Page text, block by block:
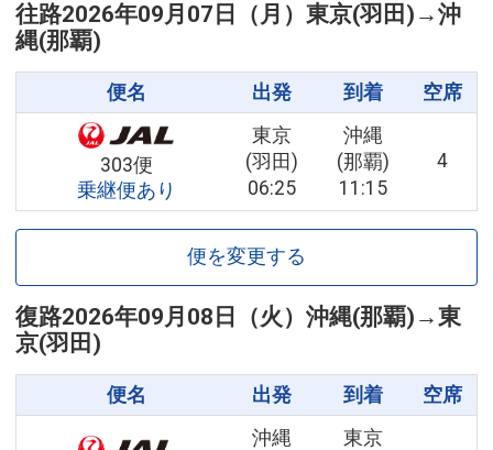
往路2026年09月07日（月） 東京(羽田) →沖
縄(那覇)
便名 出発 到着 空席
303便
乗継便あり
東京
(羽田)
06:25
沖縄
(那覇)
11:15
4
便を変更する
復路2026年09月08日（火） 沖縄(那覇) →東
京(羽田)
便名 出発 到着 空席
沖縄
東京